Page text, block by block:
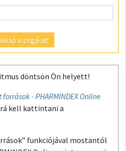
vizsgálat
döntsön Ön helyett!
- PHARMINDEX Online
kell kattintani a
funkciójával mostantól